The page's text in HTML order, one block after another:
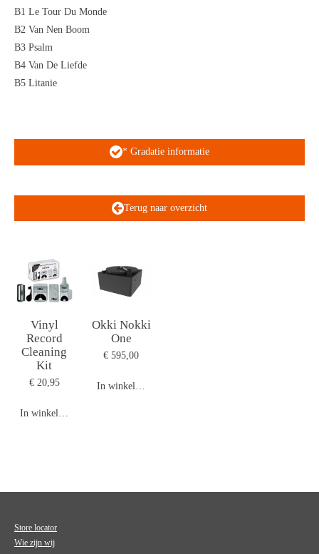
B1 Le Tour Du Monde
B2 Van Nen Boom
B3 Psalm
B4 Van De Liefde
B5 Litanie
* Gradatie informatie
Terug naar overzicht
Vinyl
Record
Cleaning
Kit
€ 20,95
In winkelwagen
Okki Nokki
One
€ 595,00
In winkelwagen
Store locator
Wie zijn wij